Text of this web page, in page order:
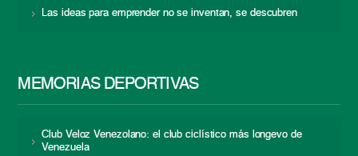
Las ideas para emprender no se inventan, se descubren
MEMORIAS DEPORTIVAS
Club Veloz Venezolano: el club ciclístico más longevo de
Venezuela